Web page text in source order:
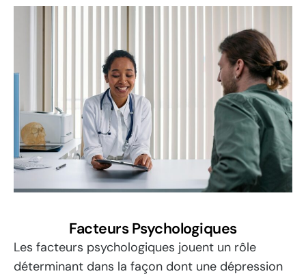
Facteurs Psychologiques
Les facteurs psychologiques jouent un rôle
déterminant dans la façon dont une dépression